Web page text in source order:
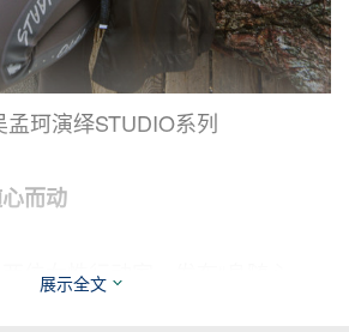
孟珂演绎STUDIO系列
而动
位女性行动家，发布“身随心
展示全文